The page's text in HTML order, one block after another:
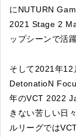
にNUTURN
2021 Stage 2
ップシーンで活
そして2021年
DetonatioN
年のVCT 2022
きない苦しい日
ルリーグでは